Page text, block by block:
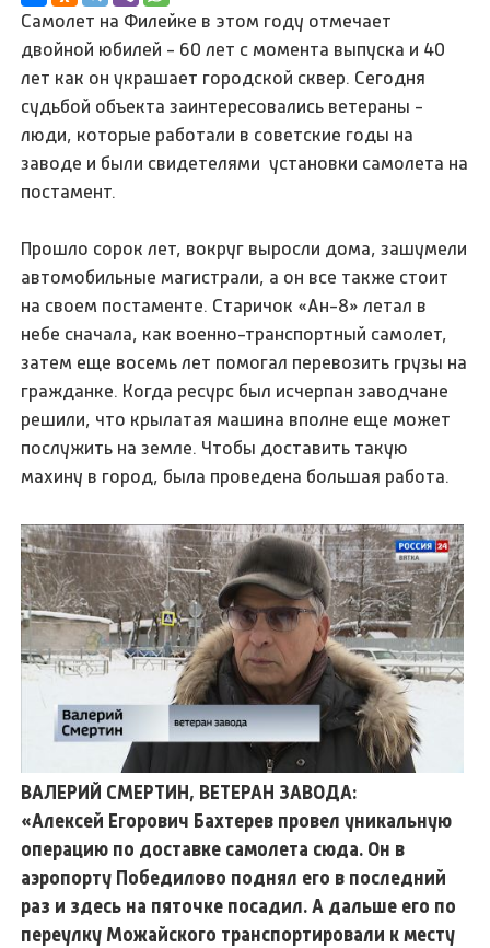
Самолет на Филейке в этом году отмечает
двойной юбилей - 60 лет с момента выпуска и 40
лет как он украшает городской сквер. Сегодня
судьбой объекта заинтересовались ветераны -
люди, которые работали в советские годы на
заводе и были свидетелями установки самолета на
постамент.
Прошло сорок лет, вокруг выросли дома, зашумели
автомобильные магистрали, а он все также стоит
на своем постаменте. Старичок «Ан-8» летал в
небе сначала, как военно-транспортный самолет,
затем еще восемь лет помогал перевозить грузы на
гражданке. Когда ресурс был исчерпан заводчане
решили, что крылатая машина вполне еще может
послужить на земле. Чтобы доставить такую
махину в город, была проведена большая работа.
ВАЛЕРИЙ СМЕРТИН, ВЕТЕРАН ЗАВОДА:
«Алексей Егорович Бахтерев провел уникальную
операцию по доставке самолета сюда. Он в
аэропорту Победилово поднял его в последний
раз и здесь на пяточке посадил. А дальше его по
переулку Можайского транспортировали к месту